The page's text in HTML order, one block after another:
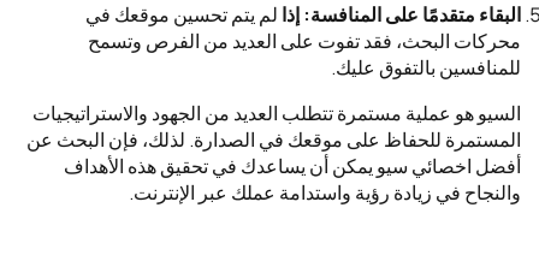
البقاء متقدمًا على المنافسة: إذا لم يتم تحسين موقعك في
محركات البحث، فقد تفوت على العديد من الفرص وتسمح
للمنافسين بالتفوق عليك.
السيو هو عملية مستمرة تتطلب العديد من الجهود والاستراتيجيات
المستمرة للحفاظ على موقعك في الصدارة. لذلك، فإن البحث عن
أفضل اخصائي سيو يمكن أن يساعدك في تحقيق هذه الأهداف
والنجاح في زيادة رؤية واستدامة عملك عبر الإنترنت.